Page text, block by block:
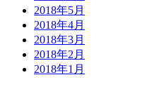
2018年5月
2018年4月
2018年3月
2018年2月
2018年1月